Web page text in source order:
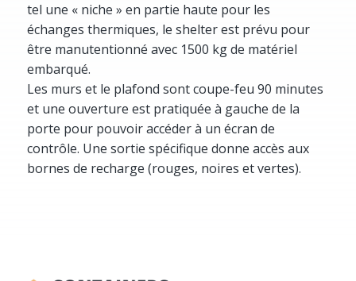
tel une « niche » en partie haute pour les
échanges thermiques, le shelter est prévu pour
être manutentionné avec 1500 kg de matériel
embarqué.
Les murs et le plafond sont coupe-feu 90 minutes
et une ouverture est pratiquée à gauche de la
porte pour pouvoir accéder à un écran de
contrôle. Une sortie spécifique donne accès aux
bornes de recharge (rouges, noires et vertes).